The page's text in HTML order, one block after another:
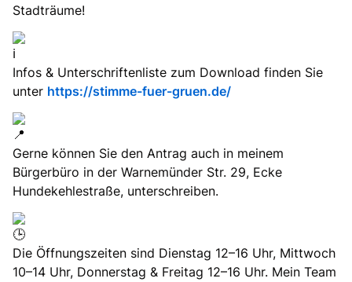
Stadträume!
Infos & Unterschriftenliste zum Download finden Sie
unter https://stimme-fuer-gruen.de/
Gerne können Sie den Antrag auch in meinem
Bürgerbüro in der Warnemünder Str. 29, Ecke
Hundekehlestraße, unterschreiben.
Die Öffnungszeiten sind Dienstag 12–16 Uhr, Mittwoch
10–14 Uhr, Donnerstag & Freitag 12–16 Uhr. Mein Team